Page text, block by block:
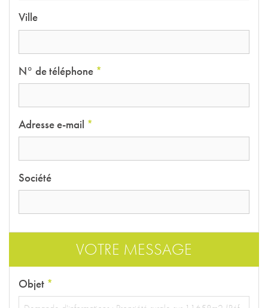
Ville
N° de téléphone *
Adresse e-mail *
Société
VOTRE MESSAGE
Objet *